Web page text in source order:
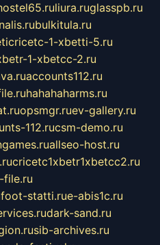
liura.ruglasspb.ru
bulkitula.ru
1-xbetti-5.ru
1-xbetcc-2.ru
accounts112.ru
hahahaharms.ru
opsmgr.ruev-gallery.ru
112.rucsm-demo.ru
allseo-host.ru
cricetc1xbetr1xbetcc2.ru
file.ru
statti.rue-abis1c.ru
dark-sand.ru
sib-archives.ru